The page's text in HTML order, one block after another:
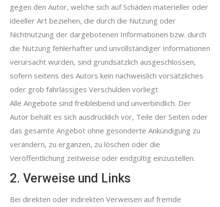
gegen den Autor, welche sich auf Schäden materieller oder
ideeller Art beziehen, die durch die Nutzung oder
Nichtnutzung der dargebotenen Informationen bzw. durch
die Nutzung fehlerhafter und unvollständiger Informationen
verursacht wurden, sind grundsätzlich ausgeschlossen,
sofern seitens des Autors kein nachweislich vorsätzliches
oder grob fahrlässiges Verschulden vorliegt.
Alle Angebote sind freibleibend und unverbindlich. Der
Autor behält es sich ausdrücklich vor, Teile der Seiten oder
das gesamte Angebot ohne gesonderte Ankündigung zu
verändern, zu ergänzen, zu löschen oder die
Veröffentlichung zeitweise oder endgültig einzustellen.
2. Verweise und Links
Bei direkten oder indirekten Verweisen auf fremde